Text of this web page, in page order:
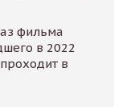
фильма
в 2022
в